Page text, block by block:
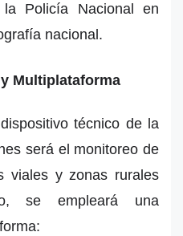
Policía Nacional en
nacional.
Multiplataforma
técnico de la
será el monitoreo de
viales y zonas rurales
se empleará una